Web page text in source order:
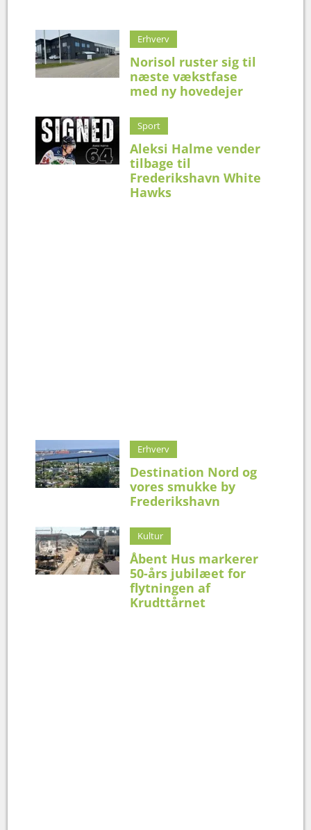
Erhverv
Norisol ruster sig til
næste vækstfase
med ny hovedejer
Sport
Aleksi Halme vender
tilbage til
Frederikshavn White
Hawks
Erhverv
Destination Nord og
vores smukke by
Frederikshavn
Kultur
Åbent Hus markerer
50-års jubilæet for
flytningen af
Krudttårnet